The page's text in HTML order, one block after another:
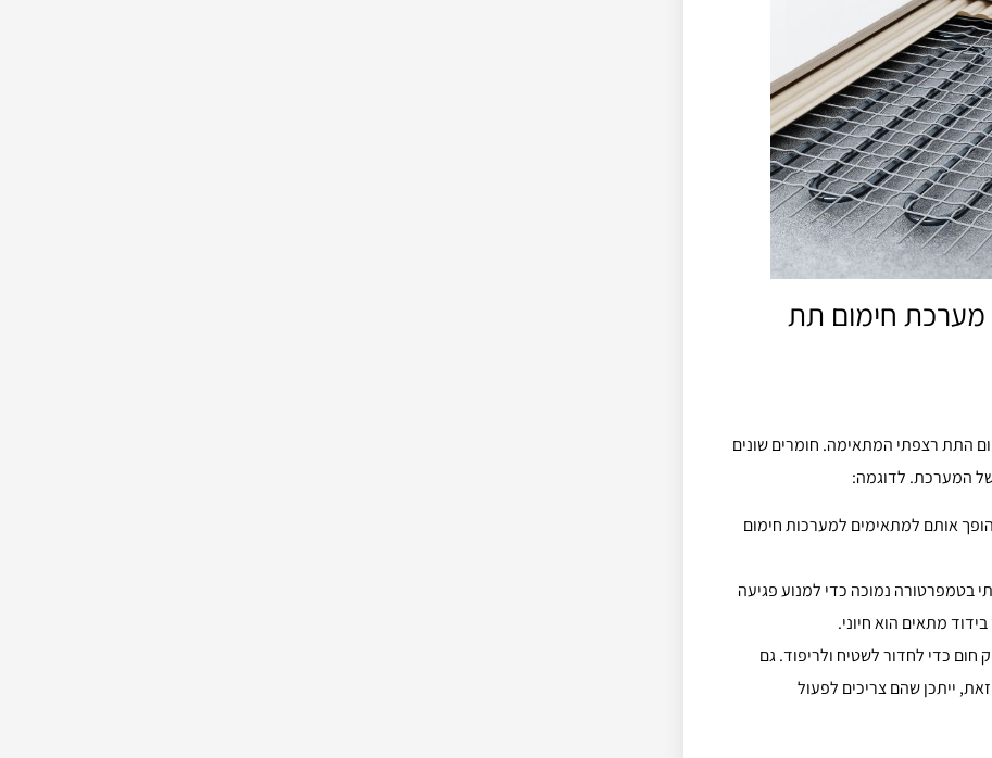
מערכת חימום תת
התת רצפתי המתאימה. חומרים שונים
של המערכת. לדוגמה:
אותם למתאימים למערכות חימום
בטמפרטורה נמוכה כדי למנוע פגיעה
מתאים הוא חיוני.
כדי לחדור לשטיח ולריפוד. גם
ייתכן שהם צריכים לפעול